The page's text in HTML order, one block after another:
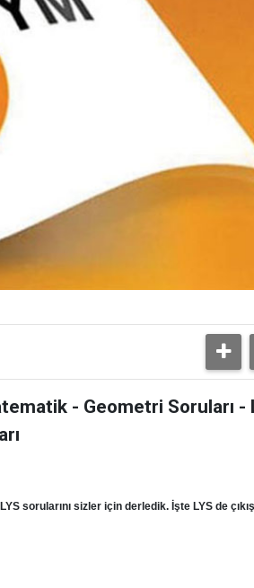
- Geometri Soruları -
sorularını sizler için derledik. İşte LYS de